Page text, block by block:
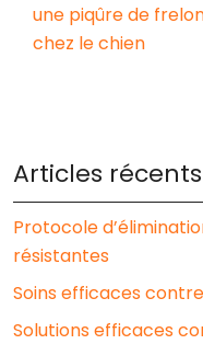
une piqûre de
chez le chien
Articles récents
Protocole
résistantes
Soins efficaces
Solutions efficaces